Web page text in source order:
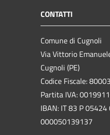
CONTATTI
Comune di Cugnoli
Via Vittorio
Cugnoli (PE)
Codice Fiscale:
Partita IVA:
IBAN: IT 83 P
000050139137